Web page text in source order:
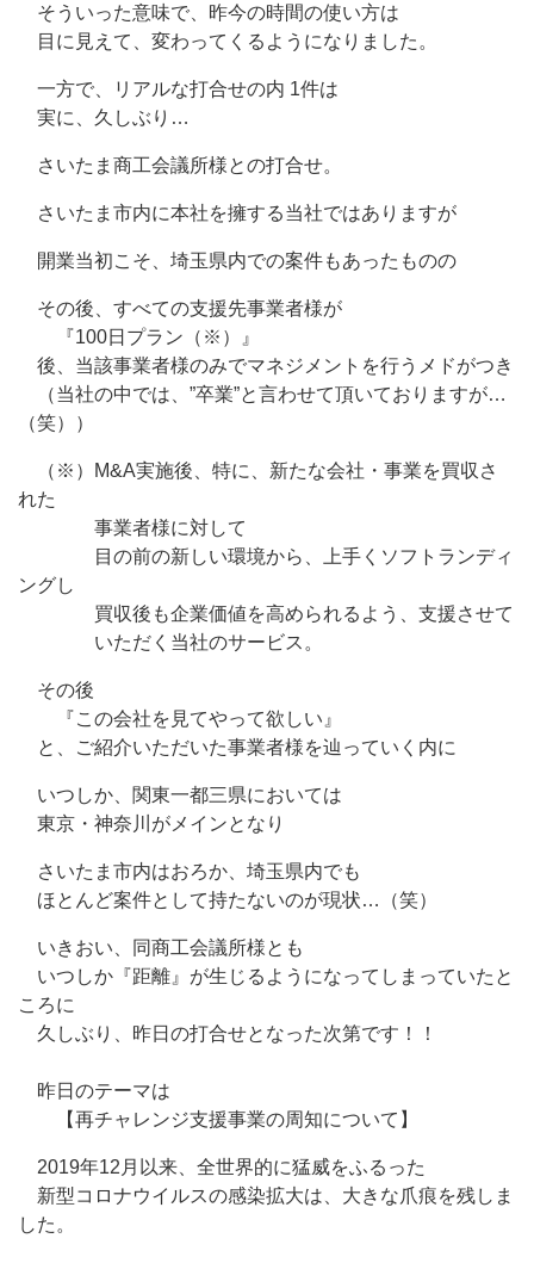
そういった意味で、昨今の時間の使い方は
目に見えて、変わってくるようになりました。
一方で、リアルな打合せの内 1件は
実に、久しぶり…
さいたま商工会議所様との打合せ。
さいたま市内に本社を擁する当社ではありますが
開業当初こそ、埼玉県内での案件もあったものの
その後、すべての支援先事業者様が
『100日プラン（※）』
後、当該事業者様のみでマネジメントを行うメドがつき
（当社の中では、”卒業”と言わせて頂いておりますが…
（笑））
（※）M&A実施後、特に、新たな会社・事業を買収さ
れた
事業者様に対して
目の前の新しい環境から、上手くソフトランディ
ングし
買収後も企業価値を高められるよう、支援させて
いただく当社のサービス。
その後
『この会社を見てやって欲しい』
と、ご紹介いただいた事業者様を辿っていく内に
いつしか、関東一都三県においては
東京・神奈川がメインとなり
さいたま市内はおろか、埼玉県内でも
ほとんど案件として持たないのが現状…（笑）
いきおい、同商工会議所様とも
いつしか『距離』が生じるようになってしまっていたと
ころに
久しぶり、昨日の打合せとなった次第です！！
昨日のテーマは
【再チャレンジ支援事業の周知について】
2019年12月以来、全世界的に猛威をふるった
新型コロナウイルスの感染拡大は、大きな爪痕を残しま
した。